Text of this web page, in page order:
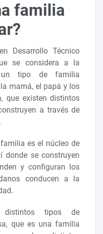
familia
Desarrollo Técnico
se considera a la
tipo de familia
mamá, el papá y los
que existen distintos
a través de
es el núcleo de
donde se construyen
y configuran los
conducen a la
distintos tipos de
que es una familia